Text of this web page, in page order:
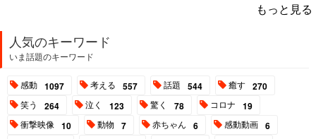
もっと見る
人気のキーワード
いま話題のキーワード
感動 1097 考える 557 話題 544 癒す 270
笑う 264 泣く 123 驚く 78 コロナ 19
衝撃映像 10 動物 7 赤ちゃん 6 感動動画 6